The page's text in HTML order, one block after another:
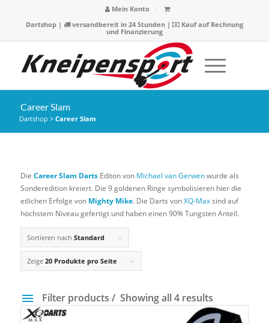
Mein Konto
Dartshop| versandbereit in 24 Stunden |
Kauf auf Rechnung
und Finanzierung
Career Slam
Dartshop > Career Slam
Die Career Slam DartsEditon von Michael van Gerwenwurde als
Sonderedition kreiert. Die 9 goldenen Ringe symbolisieren hier die
etlichen Erfolge von Mighty Mike. Die Darts vonXQ-Maxsind auf
höchstem Niveau gefertigt und haben einen 90% Tungsten Anteil.
Sortieren nach Standard
Zeige 20 Produkte pro Seite
Filter products Showing all 4 results
Preis